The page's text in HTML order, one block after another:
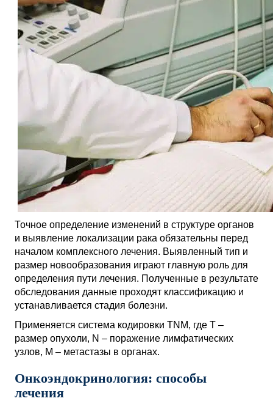
Точное определение изменений в структуре органов
и выявление локализации рака обязательны перед
началом комплексного лечения. Выявленный тип и
размер новообразования играют главную роль для
определения пути лечения. Полученные в результате
обследования данные проходят классификацию и
устанавливается стадия болезни.
Применяется система кодировки TNM, где Т –
размер опухоли, N – поражение лимфатических
узлов, М – метастазы в органах.
Онкоэндокринология: способы
лечения